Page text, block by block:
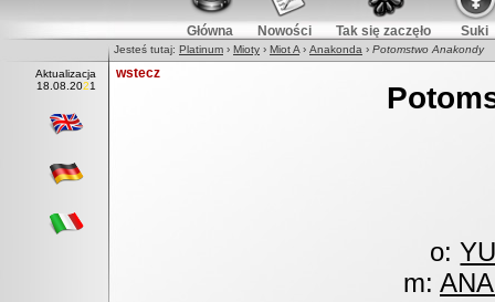
Główna Nowości Tak się zaczęło Suki
Jesteś tutaj: Platinum › Mioty › Miot A › Anakonda › Potomstwo Anakondy
Aktualizacja
18 08.2021
wstecz
o:
m: